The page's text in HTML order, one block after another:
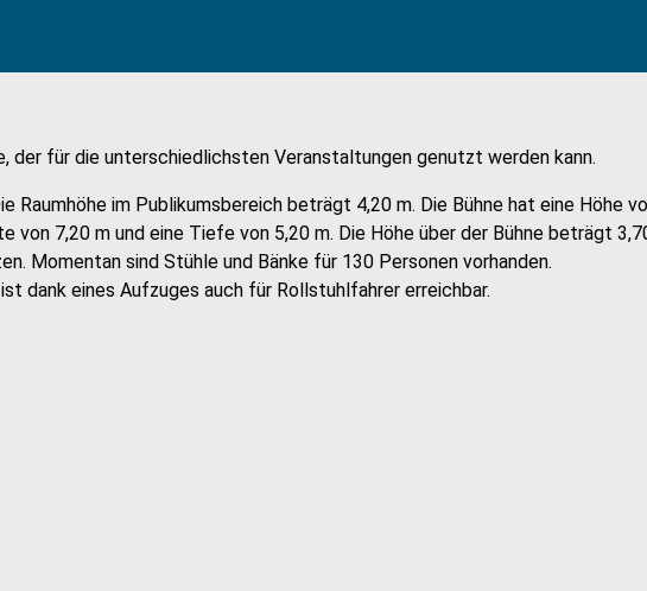
der für die unterschiedlichsten Veranstaltungen genutzt werden kann.
Raumhöhe im Publikumsbereich beträgt 4,20 m. Die Bühne hat eine Höhe
von 7,20 m und eine Tiefe von 5,20 m. Die Höhe über der Bühne beträgt
Momentan sind Stühle und Bänke für 130 Personen vorhanden.
dank eines Aufzuges auch für Rollstuhlfahrer erreichbar.